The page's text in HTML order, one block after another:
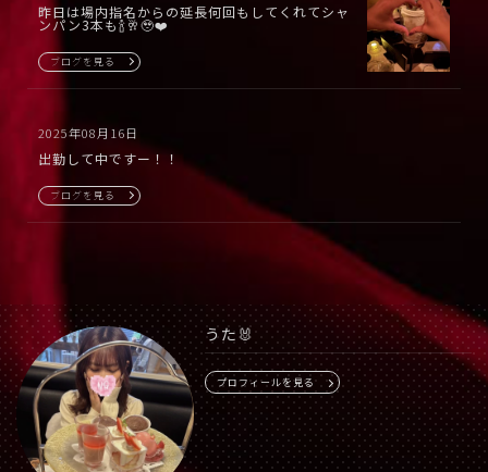
昨日は場内指名からの延長何回もしてくれてシャ
ンパン3本も🍾🥂🥹❤️
ブログを見る
2025年08月16日
出勤して中ですー！！
ブログを見る
うた🐰
プロフィールを見る